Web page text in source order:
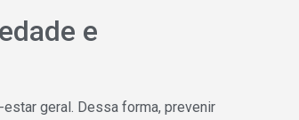
e
geral. Dessa forma, prevenir